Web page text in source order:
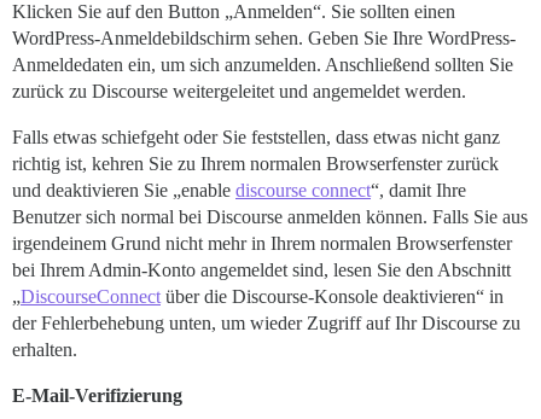
Klicken Sie auf den Button „Anmelden“. Sie sollten einen
WordPress-Anmeldebildschirm sehen. Geben Sie Ihre WordPress-
Anmeldedaten ein, um sich anzumelden. Anschließend sollten Sie
zurück zu Discourse weitergeleitet und angemeldet werden.
Falls etwas schiefgeht oder Sie feststellen, dass etwas nicht ganz
richtig ist, kehren Sie zu Ihrem normalen Browserfenster zurück
und deaktivieren Sie „enable discourse connect“, damit Ihre
Benutzer sich normal bei Discourse anmelden können. Falls Sie aus
irgendeinem Grund nicht mehr in Ihrem normalen Browserfenster
bei Ihrem Admin-Konto angemeldet sind, lesen Sie den Abschnitt
„DiscourseConnect über die Discourse-Konsole deaktivieren“ in
der Fehlerbehebung unten, um wieder Zugriff auf Ihr Discourse zu
erhalten.
E-Mail-Verifizierung